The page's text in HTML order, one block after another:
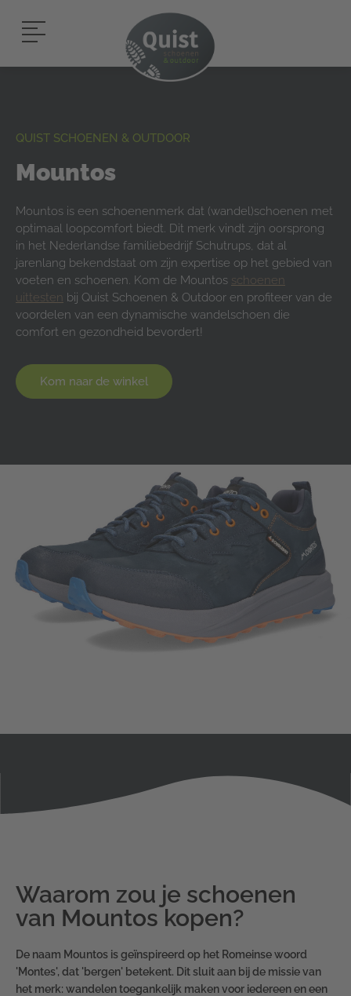
QUIST SCHOENEN & OUTDOOR
Mountos
Mountos is een schoenenmerk dat (wandel)schoenen met
optimaal loopcomfort biedt. Dit merk vindt zijn oorsprong
in het Nederlandse familiebedrijf Schutrups, dat al
jarenlang bekendstaat om zijn expertise op het gebied van
voeten en schoenen. Kom de Mountos schoenen
uittesten bij Quist Schoenen & Outdoor en profiteer van de
voordelen van een dynamische wandelschoen die
comfort en gezondheid bevordert!
Kom naar de winkel
Waarom zou je schoenen
van Mountos kopen?
De naam Mountos is geïnspireerd op het Romeinse woord
'Montes', dat 'bergen' betekent. Dit sluit aan bij de missie van
het merk: wandelen toegankelijk maken voor iedereen en een